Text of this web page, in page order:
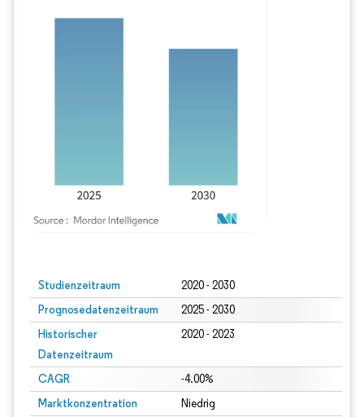
Studienzeitraum 2020 - 2030
Prognosedatenzeitraum 2025 - 2030
Historischer
Datenzeitraum
2020 - 2023
CAGR -4.00%
Marktkonzentration Niedrig